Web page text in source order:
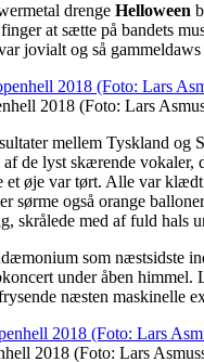
drenge Helloween
at sætte på bandets
jovialt og så
2018 (Foto: Lars
mellem Tyskland og
de lyst skærende vokaler,
et øje var tørt. Alle var
sørme også orange
skrålede med af fuld hals
som næstsidste
under åben himmel.
næsten maskinelle
2018 (Foto: Lars